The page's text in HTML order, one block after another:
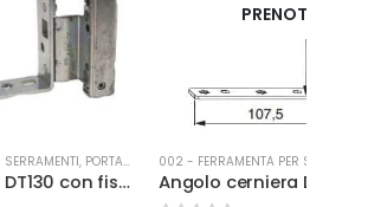
PRENOTABILE
002 - FERRAMENTA PER SERRAMENTI,PORTA-FINESTRA
Angolo cerniera DX per portafinestra A FILO battuta 12/18-9 arg.